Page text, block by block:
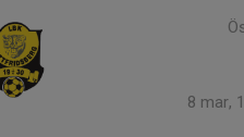
8 mar,